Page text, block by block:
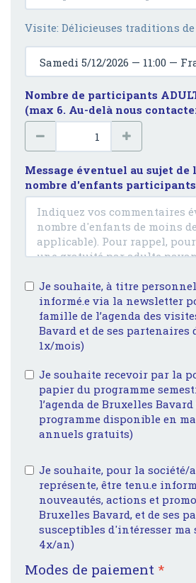
Visite: Délicieuses traditions
Nombre de participants
(max 6. Au-delà nous
Message éventuel au sujet de
nombre d'enfants
Je souhaite, à titre
informé.e via la newsletter
famille de l’agenda des
Bavard et de ses
1x/mois)
Je souhaite recevoir par la
papier du programme
l’agenda de Bruxelles
programme disponible en
annuels gratuits)
Je souhaite, pour la société/
représente, être tenu.e
nouveautés, actions et
Bruxelles Bavard, et de ses
susceptibles d'intéresser ma
4x/an)
Modes de paiement *